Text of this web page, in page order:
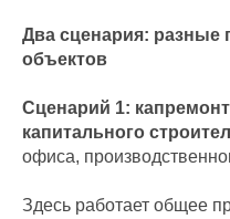
Два сценария: разные
объектов
Сценарий 1:
капитального
офиса,
Здесь работает общее